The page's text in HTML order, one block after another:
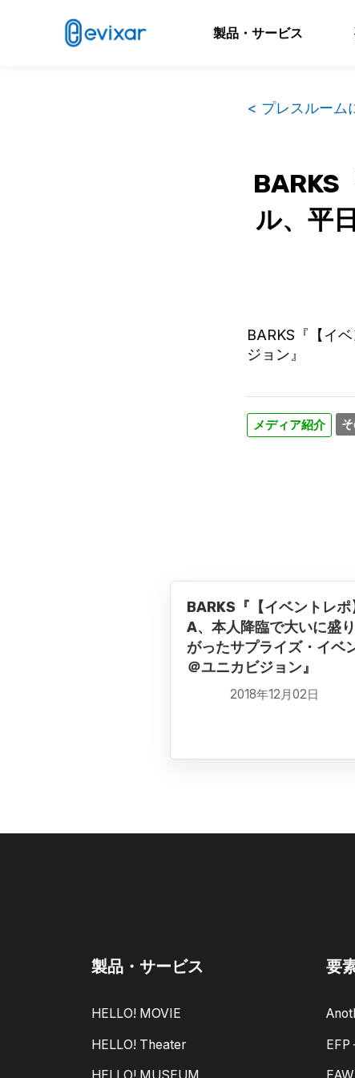
製品・サービス
< プレスルーム
BARKS
ル、平
BARKS『【イ
ジョン』
メディア紹介
BARKS『【イベントレ
A、本人降臨で大いに盛
がったサプライズ・イベ
＠ユニカビジョン』
2018年12月02日
製品・サービス
HELLO! MOVIE
HELLO! Theater
要
EFP